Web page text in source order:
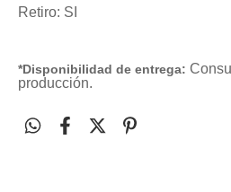
Retiro: SI
*Disponibilidad de entrega:
producción.